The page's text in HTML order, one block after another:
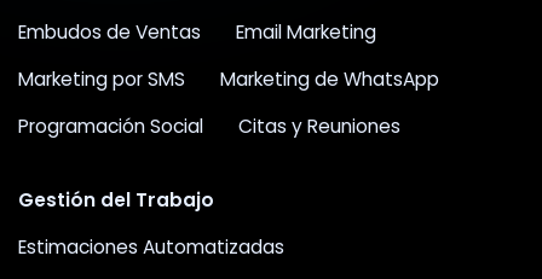
Embudos de Ventas
Email Marketing
Marketing por SMS
Marketing de WhatsApp
Programación Social
Citas y Reuniones
Gestión del Trabajo
Estimaciones Automatizadas